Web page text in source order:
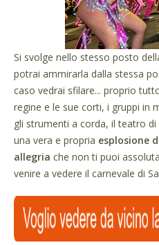
Si svolge nello stesso posto
potrai ammirarla dalla stessa
caso vedrai sfilare... proprio
regine e le sue corti, i gruppi in
gli strumenti a corda, il teatro di
una vera e propria esplosione
allegria che non ti puoi
venire a vedere il carnevale di